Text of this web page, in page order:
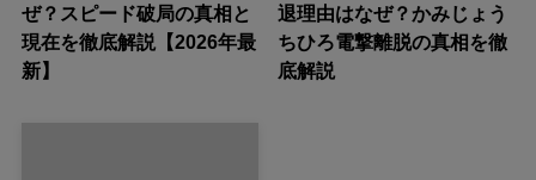
ぜ？スピード破局の真相と
現在を徹底解説【2026年最
新】
退理由はなぜ？かみじょう
ちひろ電撃離脱の真相を徹
底解説